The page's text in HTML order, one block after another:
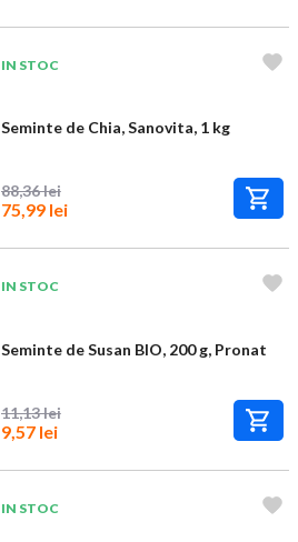
IN STOC
Seminte de Chia, Sanovita, 1 kg
88,36 lei
75,99 lei
IN STOC
Seminte de Susan BIO, 200 g, Pronat
11,13 lei
9,57 lei
IN STOC